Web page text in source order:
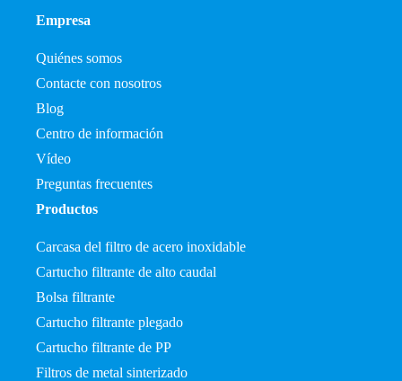
Empresa
Quiénes somos
Contacte con nosotros
Blog
Centro de información
Vídeo
Preguntas frecuentes
Productos
Carcasa del filtro de acero inoxidable
Cartucho filtrante de alto caudal
Bolsa filtrante
Cartucho filtrante plegado
Cartucho filtrante de PP
Filtros de metal sinterizado